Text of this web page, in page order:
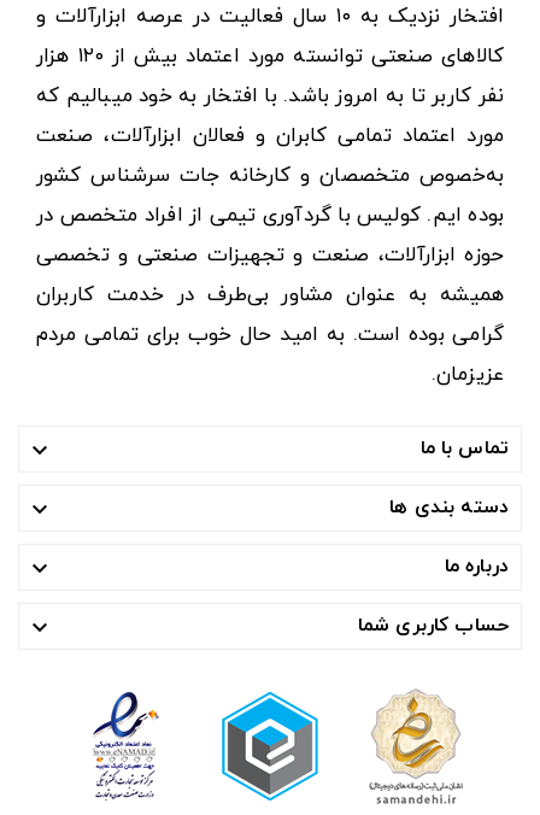
افتخار نزدیک به ۱۰ سال فعالیت در عرصه ابزارآلات و
کالاهای صنعتی توانسته مورد اعتماد بیش از ۱۲۰ هزار
نفر کاربر تا به امروز باشد. با افتخار به خود میبالیم که
مورد اعتماد تمامی کابران و فعالان ابزارآلات، صنعت
به‌خصوص متخصصان و کارخانه جات سرشناس کشور
بوده ایم. کولیس با گردآوری تیمی از افراد متخصص در
حوزه ابزارآلات، صنعت و تجهیزات صنعتی و تخصصی
همیشه به عنوان مشاور بی‌طرف در خدمت کاربران
گرامی بوده است. به امید حال خوب برای تمامی مردم
عزیزمان.
تماس با ما 
دسته بندی ها 
درباره ما 
حساب کاربری شما 